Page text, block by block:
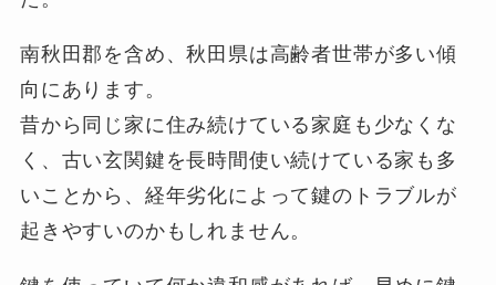
南秋田郡を含め、秋田県は高齢者世帯が多い傾
向にあります。
昔から同じ家に住み続けている家庭も少なくな
く、古い玄関鍵を長時間使い続けている家も多
いことから、経年劣化によって鍵のトラブルが
起きやすいのかもしれません。